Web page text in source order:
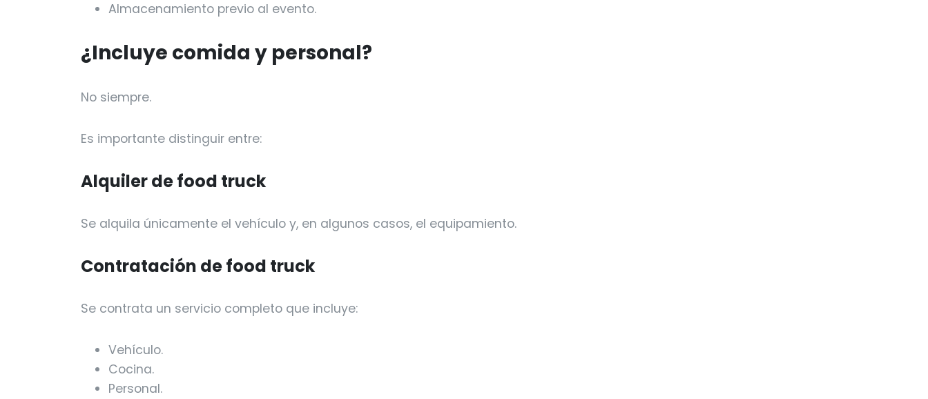
Almacenamiento previo al evento.
¿Incluye comida y personal?
No siempre.
Es importante distinguir entre:
Alquiler de food truck
Se alquila únicamente el vehículo y, en algunos casos, el equipamiento.
Contratación de food truck
Se contrata un servicio completo que incluye:
Vehículo.
Cocina.
Personal.